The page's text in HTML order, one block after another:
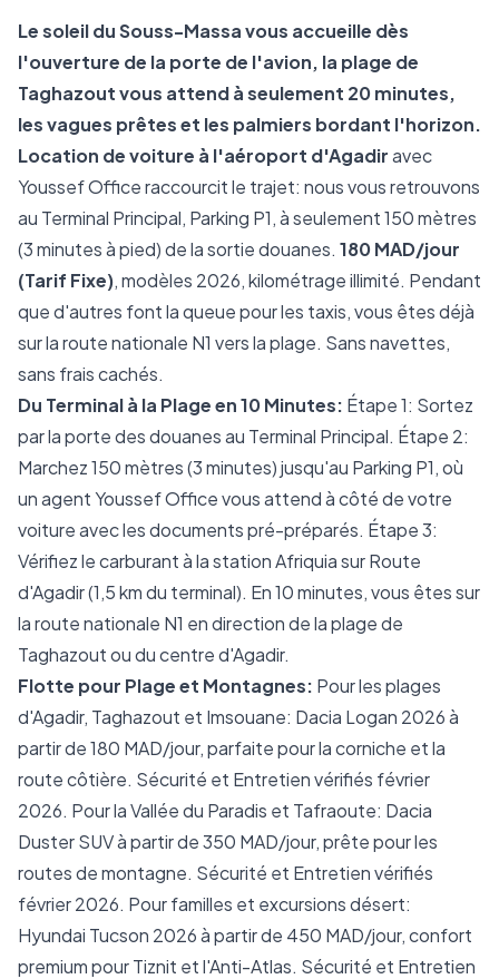
Le soleil du Souss-Massa vous accueille dès
l'ouverture de la porte de l'avion, la plage de
Taghazout vous attend à seulement 20 minutes,
les vagues prêtes et les palmiers bordant l'horizon.
Location de voiture à l'aéroport d'Agadiravec
Youssef Office raccourcit le trajet: nous vous retrouvons
au Terminal Principal, Parking P1, à seulement 150 mètres
(3 minutes à pied) de la sortie douanes. 180 MAD/jour
(Tarif Fixe), modèles 2026, kilométrage illimité. Pendant
que d'autres font la queue pour les taxis, vous êtes déjà
sur la route nationale N1 vers la plage. Sans navettes,
sans frais cachés.
Du Terminal à la Plage en 10 Minutes: Étape 1: Sortez
par la porte des douanes au Terminal Principal. Étape 2:
Marchez 150 mètres (3 minutes) jusqu'au Parking P1, où
un agent Youssef Office vous attend à côté de votre
voiture avec les documents pré-préparés. Étape 3:
Vérifiez le carburant à la station Afriquia sur Route
d'Agadir (1,5 km du terminal). En 10 minutes, vous êtes sur
la route nationale N1 en direction de la plage de
Taghazout ou du centre d'Agadir.
Flotte pour Plage et Montagnes: Pour les plages
d'Agadir, Taghazout et Imsouane: Dacia Logan 2026 à
partir de 180 MAD/jour, parfaite pour la corniche et la
route côtière. Sécurité et Entretien vérifiés février
2026. Pour la Vallée du Paradis et Tafraoute: Dacia
Duster SUV à partir de 350 MAD/jour, prête pour les
routes de montagne. Sécurité et Entretien vérifiés
février 2026. Pour familles et excursions désert:
Hyundai Tucson 2026 à partir de 450 MAD/jour, confort
premium pour Tiznit et l'Anti-Atlas. Sécurité et Entretien